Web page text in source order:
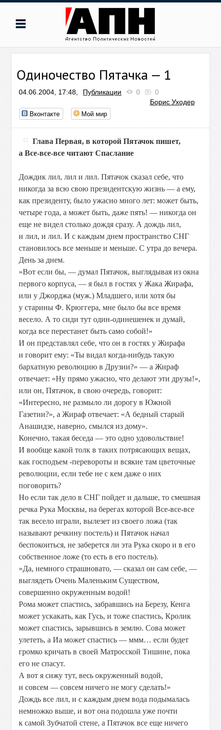
Одиночество Пятачка — 1
04.06.2004, 17:48, Публикации 0
0
Борис Уходер
Вконтакте Мой мир
Глава Первая, в которой Пятачок пишет,
а Все-все-все читают Спаслание
Дождик лил, лил и лил. Пятачок сказал себе, что
никогда за всю свою президентскую жизнь — а ему,
как президенту, было ужасно много лет: может быть,
четыре года, а может быть, даже пять! — никогда он
еще не видел столько дождя сразу. А дождь лил,
и лил, и лил. И с каждым днем пространство СНГ
становилось все меньше и меньше. С утра до вечера.
День за днем.
»Вот если бы, — думал Пятачок, выглядывая из окна
первого корпуса, — я был в гостях у Жака Жирафа,
или у Джорджа (муж.) Младшего, или хотя бы
у старины Ф. Крюггера, мне было бы все время
весело. А то сиди тут один-одинешенек и думай,
когда все перестанет быть само собой!»
И он представлял себе, что он в гостях у Жирафа
и говорит ему: «Ты видал когда-нибудь такую
бархатную революцию в Друзии?» — а Жираф
отвечает: «Ну прямо ужасно, что делают эти друзы!»,
или он, Пятачок, в свою очередь, говорит:
«Интересно, не размыло ли дорогу в Южной
Газетии?», а Жираф отвечает: «А бедный старый
Анашидзе, наверно, смылся из дому».
Конечно, такая беседа — это одно удовольствие!
И вообще какой толк в таких потрясающих вещах,
как господъем -перевороты и всякие там цветочные
революции, если тебе не с кем даже о них
поговорить?
Но если так дело в СНГ пойдет и дальше, то смешная
речка Рука Москвы, на берегах которой Все-все-все
так весело играли, вылезет из своего ложа (так
называют речкину постель) и Пятачок начал
беспокоиться, не заберется ли эта Рука скоро и в его
собственное ложе (то есть в его постель).
»Да, немного страшновато, — сказал он сам себе, —
выглядеть Очень Маленьким Существом,
совершенно окруженным водой!
Рома может спастись, забравшись на Березу, Кенга
может ускакать, как Гусь, и тоже спастись, Кролик
может спастись, зарывшись в землю. Сова может
улететь, а Иа может спастись — ммм… если будет
громко кричать в своей Матросской Тишине, пока
его не спасут.
А вот я сижу тут, весь окруженный водой,
и совсем — совсем ничего не могу сделать!»
Дождь все лил, и с каждым днем вода подымалась
немножко выше, и вот она подошла уже почти
к самой Зубчатой стене, а Пятачок все еще ничего